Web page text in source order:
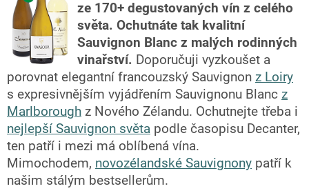
ze 170+ degustovaných vín z celého
světa. Ochutnáte tak kvalitní
Sauvignon Blanc z malých rodinných
vinařství. Doporučuji vyzkoušet a
porovnat elegantní francouzský Sauvignon z Loiry
s expresivnějším vyjádřením Sauvignonu Blanc z
Marlborough z Nového Zélandu. Ochutnejte třeba i
nejlepší Sauvignon světa podle časopisu Decanter,
ten patří i mezi má oblíbená vína.
Mimochodem, novozélandské Sauvignony patří k
našim stálým bestsellerům.